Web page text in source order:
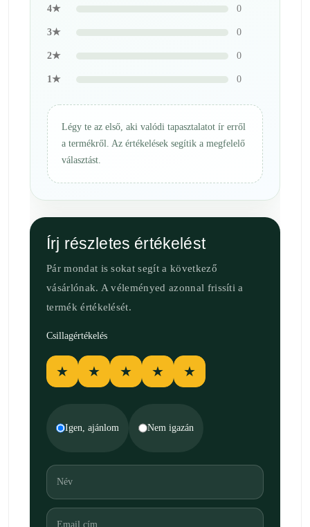
4★ 0
3★ 0
2★ 0
1★ 0
Légy te az első, aki valódi tapasztalatot ír erről
a termékről. Az értékelések segítik a megfelelő
választást.
Írj részletes értékelést
Pár mondat is sokat segít a következő
vásárlónak. A véleményed azonnal frissíti a
termék értékelését.
Csillagértékelés
★ ★ ★ ★ ★
Igen, ajánlom Nem igazán